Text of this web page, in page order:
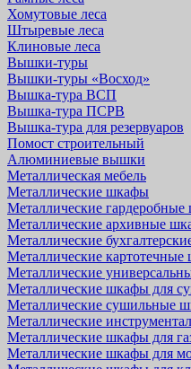
Хомутовые леса
Штыревые леса
Клиновые леса
Вышки-туры
Вышки-туры «Восход»
Вышка-тура ВСП
Вышка-тура ПСРВ
Вышка-тура для резервуаров
Помост строительный
Алюминиевые вышки
Металлическая мебель
Металлические шкафы
Металлические
Металлические архивные
Металлические
Металлические
Металлические
Металлические шкафы для
Металлические сушильные
Металлические
Металлические шкафы для
Металлические шкафы для